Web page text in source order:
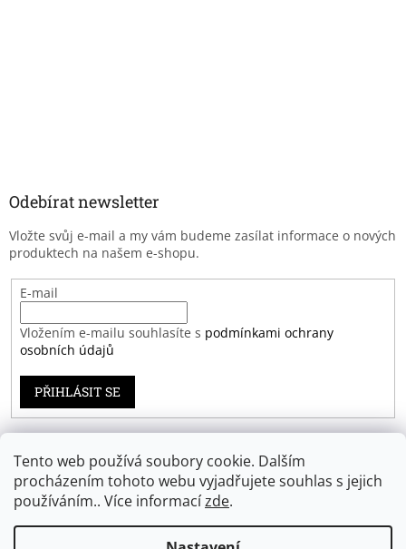
Tento web používá soubory cookie. Dalším
procházením tohoto webu vyjadřujete souhlas s jejich
používáním.. Více informacízde.
Odebírat newsletter
Vložte svůj e-mail a my vám budeme zasílat informace o nových
produktech na našem e-shopu.
E-mail
Vložením e-mailu souhlasíte s podmínkami ochrany
osobních údajů
PŘIHLÁSIT SE
Záruka spokojenosti